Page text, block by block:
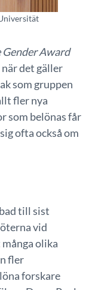
Gender Award
det gäller
som gruppen
fler nya
som belönas får
ofta också om
till sist
vid
olika
fler
forskare